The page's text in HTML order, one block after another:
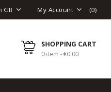
GB My Account (0)
SHOPPING CART
0 item - €0.00